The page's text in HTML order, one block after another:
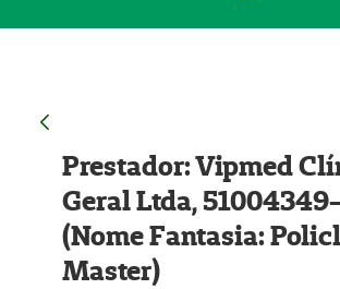
Prestador: Vipmed
Geral Ltda,
(Nome Fantasia:
Master)